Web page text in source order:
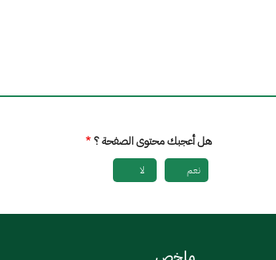
هل أعجبك محتوى الصفحة ؟
نعم لا